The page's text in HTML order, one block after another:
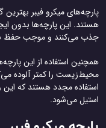
پارچه‌های میکرو فیبر
هستند. این پارچه‌ها بدون
جذب می‌کنند و موجب حفظ
همچنین استفاده از این
محیط‌زیست را کمتر آلوده
استفاده مجدد هستند که
استیل می‌شود.